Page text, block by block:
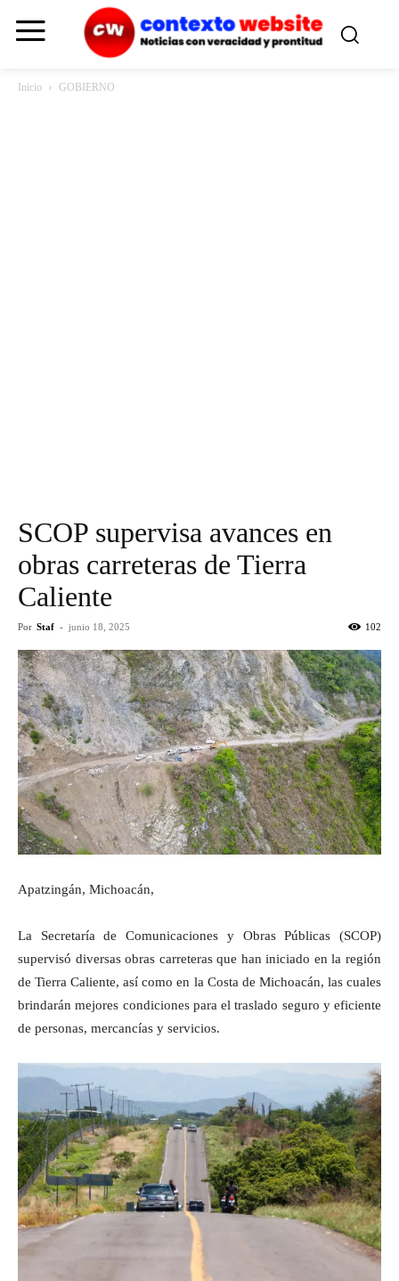
Inicio GOBIERNO
SCOP supervisa avances en
obras carreteras de Tierra
Caliente
Por Staf - junio 18, 2025 102
Apatzingán, Michoacán,
La Secretaría de Comunicaciones y Obras Públicas (SCOP)
supervisó diversas obras carreteras que han iniciado en la región
de Tierra Caliente, así como en la Costa de Michoacán, las cuales
brindarán mejores condiciones para el traslado seguro y eficiente
de personas, mercancías y servicios.